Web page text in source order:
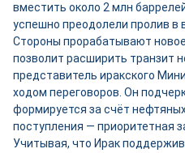
вместить около 2 млн
успешно преодолели пролив в
Стороны прорабатывают
позволит расширить транзит
представитель иракского
ходом переговоров. Он
формируется за счёт
поступления — приоритетная
Учитывая, что Ирак